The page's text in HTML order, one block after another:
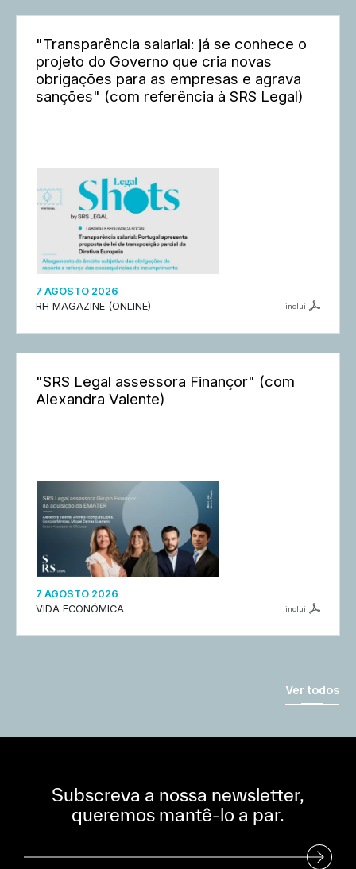
"Transparência salarial: já se conhece o
projeto do Governo que cria novas
obrigações para as empresas e agrava
sanções" (com referência à SRS Legal)
7 AGOSTO 2026
RH MAGAZINE (ONLINE)
inclui
"SRS Legal assessora Finançor" (com
Alexandra Valente)
7 AGOSTO 2026
VIDA ECONÓMICA
inclui
Ver todos
Subscreva a nossa newsletter,
queremos mantê-lo a par.
Subscreva a nossa Newsletter